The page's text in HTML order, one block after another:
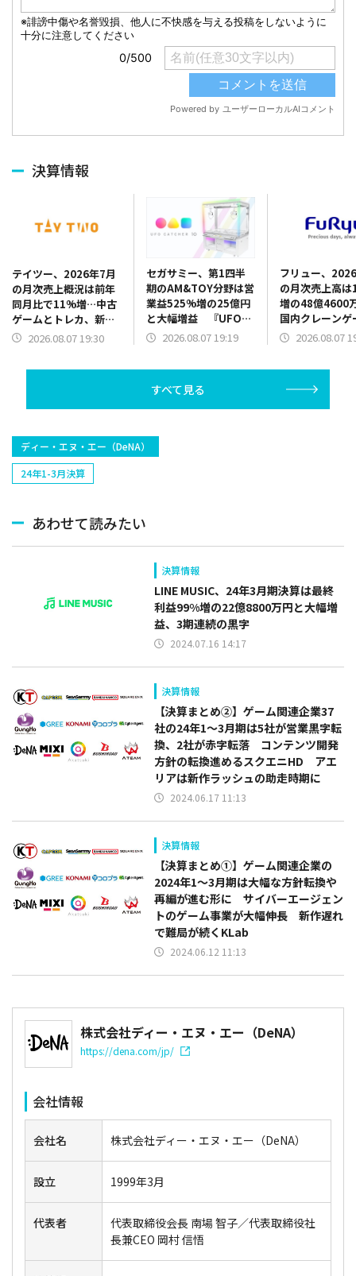
決算情報
テイツー、2026年7月
の月次売上概況は前年
同月比で11%増…中古
ゲームとトレカ、新品
トレカがけん引
2026.08.07 19:30
セガサミー、第1四半
期のAM&TOY分野は営
業益525%増の25億円
と大幅増益 『UFO
CATCHER 10』販売好
2026.08.07 19:19
フリュー、
の月次売上高
増の48億4600
国内クレーンゲ
品が販売好調、
2026.08.07
すべて見る
ディー・エヌ・エー（DeNA）
24年1-3月決算
あわせて読みたい
決算情報
LINE MUSIC、24年3月期決算は最終
利益99%増の22億8800万円と大幅増
益、3期連続の黒字
2024.07.16 14:17
決算情報
【決算まとめ②】ゲーム関連企業37
社の24年1～3月期は5社が営業黒字転
換、2社が赤字転落 コンテンツ開発
方針の転換進めるスクエニHD アエ
リアは新作ラッシュの助走時期に
2024.06.17 11:13
決算情報
【決算まとめ①】ゲーム関連企業の
2024年1～3月期は大幅な方針転換や
再編が進む形に サイバーエージェン
トのゲーム事業が大幅伸長 新作遅れ
で難局が続くKLab
2024.06.12 11:13
株式会社ディー・エヌ・エー（DeNA）
https://dena.com/jp/
会社情報
会社名 株式会社ディー・エヌ・エー（DeNA）
設立 1999年3月
代表者
代表取締役会長 南場 智子／代表取締役社
長兼CEO 岡村 信悟